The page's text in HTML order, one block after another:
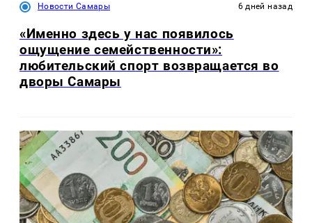
Новости Самары 6 дней назад
«Именно здесь у нас появилось
ощущение семейственности»:
любительский спорт возвращается во
дворы Самары